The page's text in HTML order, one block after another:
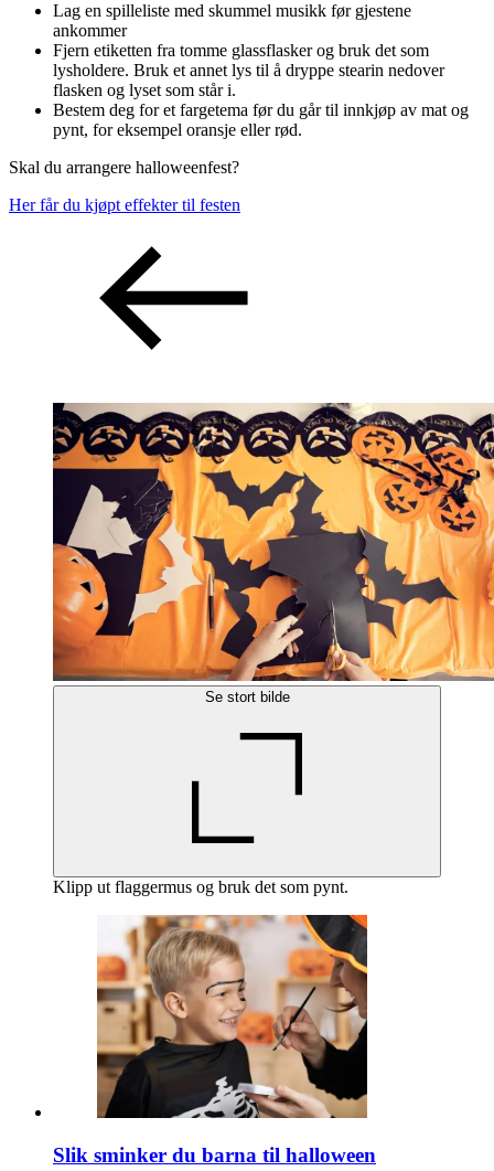
Lag en spilleliste med skummel musikk før gjestene
ankommer
Fjern etiketten fra tomme glassflasker og bruk det som
lysholdere. Bruk et annet lys til å dryppe stearin nedover
flasken og lyset som står i.
Bestem deg for et fargetema før du går til innkjøp av mat og
pynt, for eksempel oransje eller rød.
Skal du arrangere halloweenfest?
Her får du kjøpt effekter til festen
Se stort bilde
Klipp ut flaggermus og bruk det som pynt.
Slik sminker du barna til halloween